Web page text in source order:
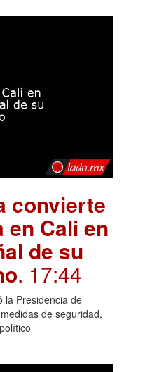
convierte
Cali en
de su
. 17:44
la Presidencia de
de seguridad,